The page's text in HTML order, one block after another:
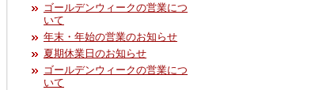
ゴールデンウィークの営業につ
いて
年末・年始の営業のお知らせ
夏期休業日のお知らせ
ゴールデンウィークの営業につ
いて